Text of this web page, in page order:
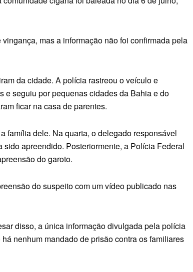
mas a informação não foi confirmada pela
da cidade. A polícia rastreou o veículo e
e seguiu por pequenas cidades da Bahia e do
ficar na casa de parentes.
família dele. Na quarta, o delegado responsável
apreendido. Posteriormente, a Polícia Federal
do garoto.
do suspeito com um vídeo publicado nas
disso, a única informação divulgada pela polícia
nenhum mandado de prisão contra os familiares